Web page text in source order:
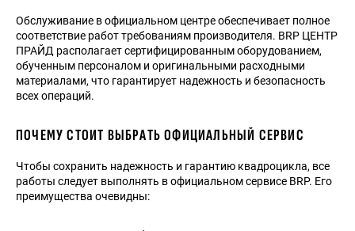
Обслуживание в официальном центре обеспечивает полное
соответствие работ требованиям производителя. BRP ЦЕНТР
ПРАЙД располагает сертифицированным оборудованием,
обученным персоналом и оригинальными расходными
материалами, что гарантирует надежность и безопасность
всех операций.
ПОЧЕМУ СТОИТ ВЫБРАТЬ ОФИЦИАЛЬНЫЙ СЕРВИС
Чтобы сохранить надежность и гарантию квадроцикла, все
работы следует выполнять в официальномсервисе BRP. Его
преимущества очевидны: